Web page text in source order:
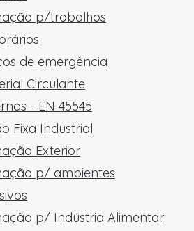
p/trabalhos
de emergência
Circulante
- EN 45545
Fixa Industrial
Exterior
p/ ambientes
p/ Indústria Alimentar